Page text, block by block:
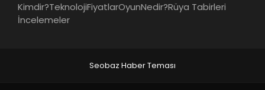
Kimdir?TeknolojiFiyatlarOyunNedir?Rüya Tabirleri
İncelemeler
Seobaz Haber Teması